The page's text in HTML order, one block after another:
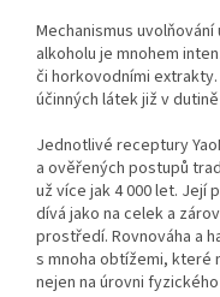
Mechanismus
alkoholu je mnohem
či horkovodními
účinných látek již v
Jednotlivé receptury
a ověřených postupů
už více jak 4 000 let. Její
dívá jako na celek a
prostředí. Rovnováha a
s mnoha obtížemi, které
nejen na úrovni